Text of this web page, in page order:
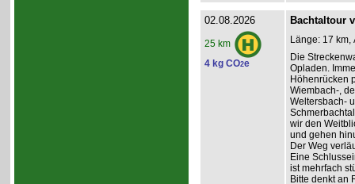
02.08.2026
25 km
4 kg CO2e
Bachtaltour
Länge: 17 km,
Die
Opladen.
Höhenrücken
Wiembach-,
Weltersbach-
wir den
und gehen
Der Weg
Eine
ist mehrfach
Bitte denkt an